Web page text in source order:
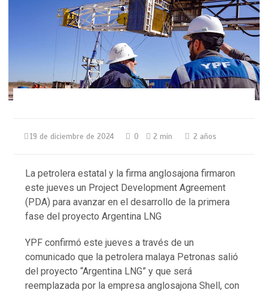
19 de diciembre de 2024 0 2 min 2 años
La petrolera estatal y la firma anglosajona firmaron
este jueves un Project Development Agreement
(PDA) para avanzar en el desarrollo de la primera
fase del proyecto Argentina LNG
YPF confirmó este jueves a través de un
comunicado que la petrolera malaya Petronas salió
del proyecto “Argentina LNG” y que será
reemplazada por la empresa anglosajona Shell, con